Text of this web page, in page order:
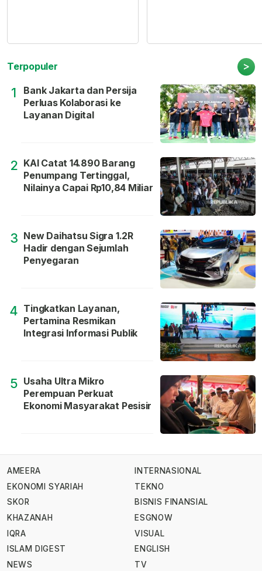
Terpopuler >
1
Bank Jakarta dan Persija
Perluas Kolaborasi ke
Layanan Digital
2 KAI Catat 14.890 Barang
Penumpang Tertinggal,
Nilainya Capai Rp10,84 Miliar
3 New Daihatsu Sigra 1.2R
Hadir dengan Sejumlah
Penyegaran
4 Tingkatkan Layanan,
Pertamina Resmikan
Integrasi Informasi Publik
5 Usaha Ultra Mikro
Perempuan Perkuat
Ekonomi Masyarakat Pesisir
AMEERA
EKONOMI SYARIAH
SKOR
KHAZANAH
IQRA
ISLAM DIGEST
NEWS
INTERNASIONAL
TEKNO
BISNIS FINANSIAL
ESGNOW
VISUAL
ENGLISH
TV